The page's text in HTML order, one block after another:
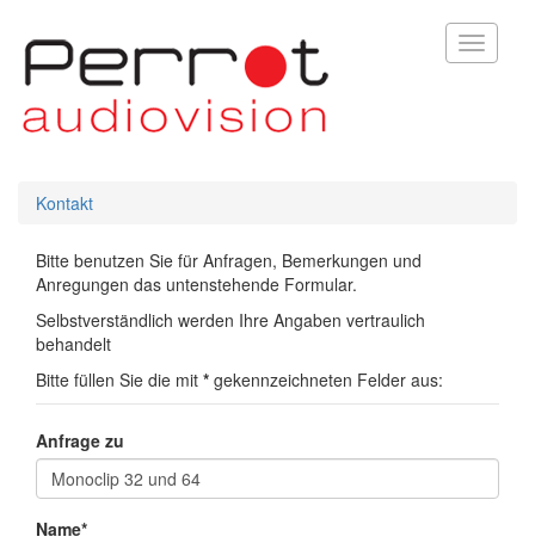
Toggle
Kontakt
Bitte benutzen Sie für Anfragen, Bemerkungen und
Anregungen das untenstehende Formular.
Selbstverständlich werden Ihre Angaben vertraulich
behandelt
Bitte füllen Sie die mit * gekennzeichneten Felder aus:
Anfrage zu
Name*